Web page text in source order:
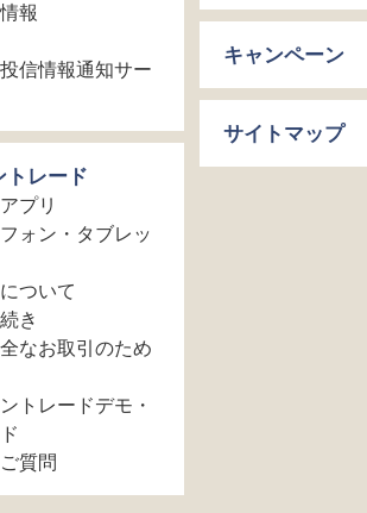
報
信情報通知サー
トレード
プリ
ォン・タブレッ
ついて
き
なお取引のため
トレードデモ・
質問
キャンペーン
サイトマップ